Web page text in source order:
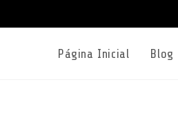
Página Inicial Blog